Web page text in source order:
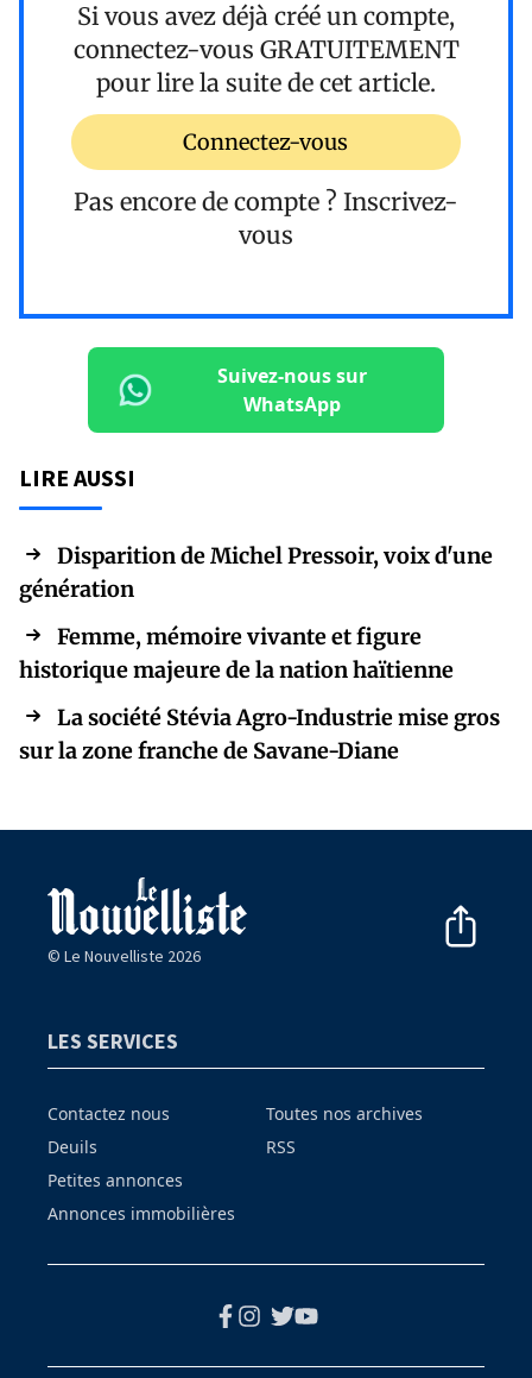
Si vous avez déjà créé un compte,
connectez-vous GRATUITEMENT
pour lire la suite de cet article.
Connectez-vous
Pas encore de compte ? Inscrivez-
vous
Suivez-nous sur
WhatsApp
LIRE AUSSI
Disparition de Michel Pressoir, voix d'une
génération
Femme, mémoire vivante et figure
historique majeure de la nation haïtienne
La société Stévia Agro-Industrie mise gros
sur la zone franche de Savane-Diane
© Le Nouvelliste 2026
LES SERVICES
Contactez nous
Deuils
Petites annonces
Annonces immobilières
Toutes nos archives
RSS